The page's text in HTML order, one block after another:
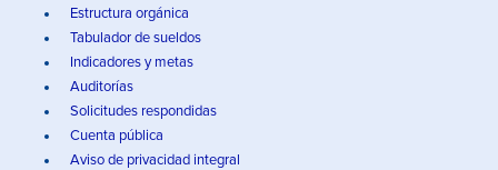
Estructura orgánica
Tabulador de sueldos
Indicadores y metas
Auditorías
Solicitudes respondidas
Cuenta pública
Aviso de privacidad integral